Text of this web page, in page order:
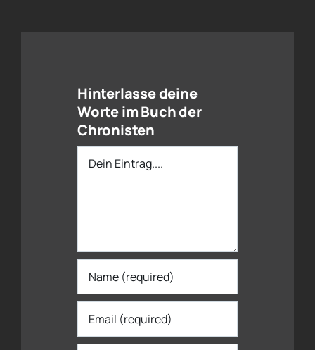
Hinterlasse deine
Worte im Buch der
Chronisten
Dein